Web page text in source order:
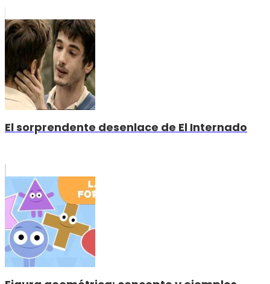
El sorprendente desenlace de El Internado